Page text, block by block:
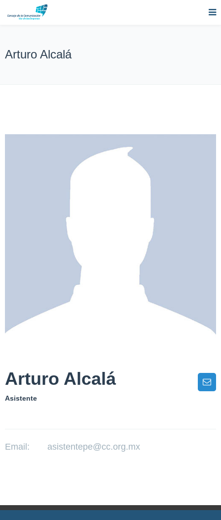
Arturo Alcalá
Arturo Alcalá
Asistente
Email: asistentepe@cc.org.mx